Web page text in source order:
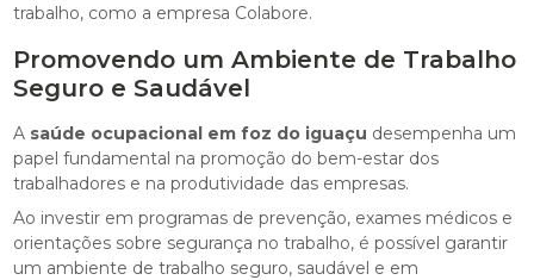
trabalho, como a empresa Colabore.
Promovendo um Ambiente de Trabalho
Seguro e Saudável
A saúde ocupacional em foz do iguaçu desempenha um
papel fundamental na promoção do bem-estar dos
trabalhadores e na produtividade das empresas.
Ao investir em programas de prevenção, exames médicos e
orientações sobre segurança no trabalho, é possível garantir
um ambiente de trabalho seguro, saudável e em